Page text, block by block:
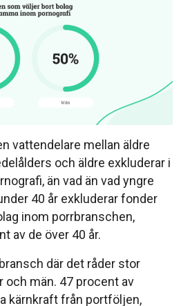
vattendelare mellan äldre
och äldre exkluderar i
än vad än vad yngre
40 år exkluderar fonder
inom porrbranschen,
av de över 40 år.
där det råder stor
och män. 47 procent av
kärnkraft från portföljen,